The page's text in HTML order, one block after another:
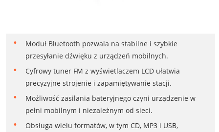
Moduł Bluetooth pozwala na stabilne i szybkie
przesyłanie dźwięku z urządzeń mobilnych.
Cyfrowy tuner FM z wyświetlaczem LCD ułatwia
precyzyjne strojenie i zapamiętywanie stacji.
Możliwość zasilania bateryjnego czyni urządzenie w
pełni mobilnym i niezależnym od sieci.
Obsługa wielu formatów, w tym CD, MP3 i USB,